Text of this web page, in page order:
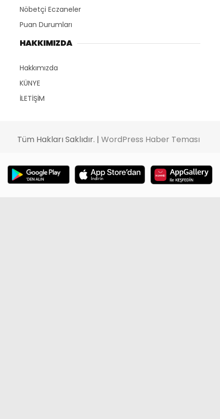
Nöbetçi Eczaneler
Puan Durumları
HAKKIMIZDA
Hakkımızda
KÜNYE
İLETİŞİM
Tüm Hakları Saklıdır. | WordPress Haber Teması